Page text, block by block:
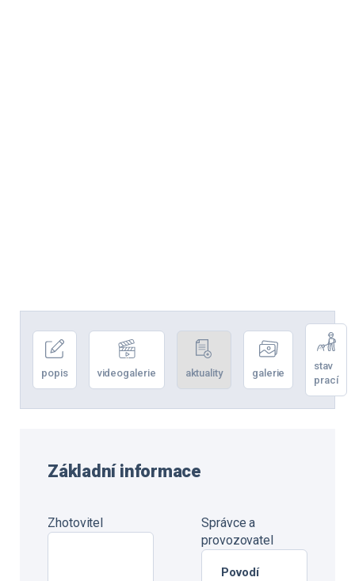
popis videogalerie aktuality galerie
stav
prací
Základní informace
Zhotovitel
Správce a
provozovatel
Povodí